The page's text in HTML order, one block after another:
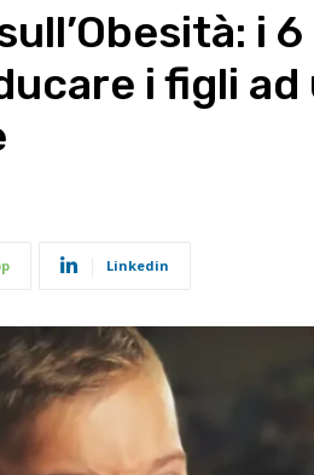
i 6
i figli ad
Linkedin